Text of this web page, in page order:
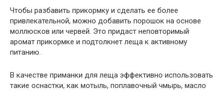
Чтобы разбавить прикормку и сделать ее более
привлекательной, можно добавить порошок на основе
моллюсков или червей. Это придаст неповторимый
аромат прикормке и подтолкнет леща к активному
питанию.
В качестве приманки для леща эффективно использовать
такие оснастки, как мотыль, поплавочный чмырь, масло